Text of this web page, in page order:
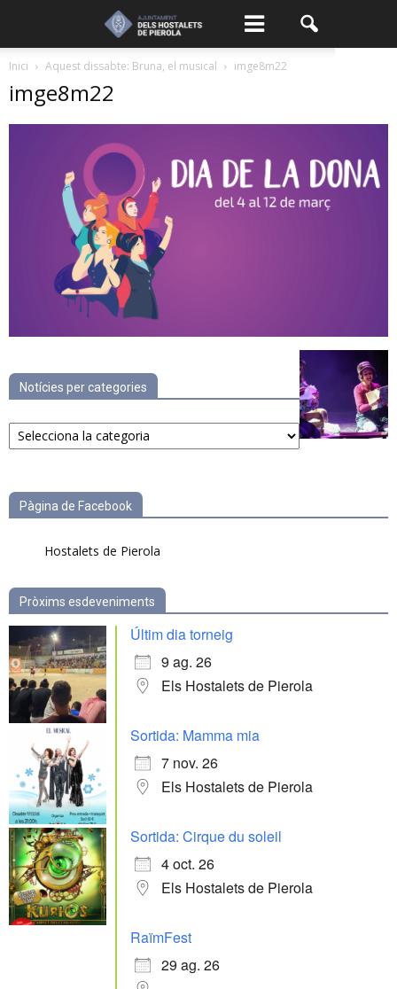
Inici Aquest dissabte: Bruna, el musical imge8m22
imge8m22
Notícies per categories
Notícies
per
Pàgina de Facebook
Hostalets de Pierola
Pròxims esdeveniments
Últim dia torneig
9 ag. 26
Els Hostalets de Pierola
Sortida: Mamma mia
7 nov. 26
Els Hostalets de Pierola
Sortida: Cirque du soleil
4 oct. 26
Els Hostalets de Pierola
RaïmFest
29 ag. 26